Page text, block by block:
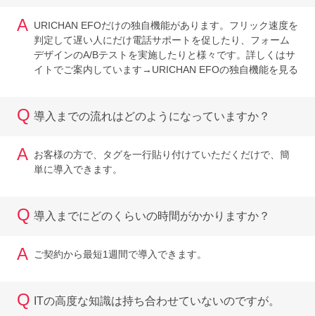
A URICHAN EFOだけの独自機能があります。フリック速度を
判定して遅い人にだけ電話サポートを促したり、フォーム
デザインのA/Bテストを実施したりと様々です。詳しくはサ
イトでご案内しています→URICHAN EFOの独自機能を見る
Q 導入までの流れはどのようになっていますか？
A お客様の方で、タグを一行貼り付けていただくだけで、簡
単に導入できます。
Q 導入までにどのくらいの時間がかかりますか？
A ご契約から最短1週間で導入できます。
Q ITの高度な知識は持ち合わせていないのですが。